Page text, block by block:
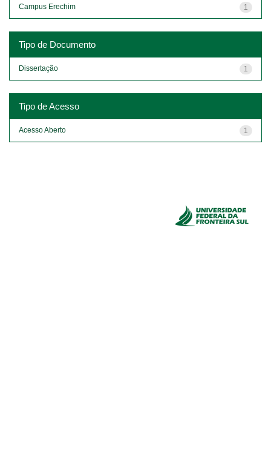
1
Campus Erechim
Tipo de Documento
1
Dissertação
Tipo de Acesso
1
Acesso Aberto